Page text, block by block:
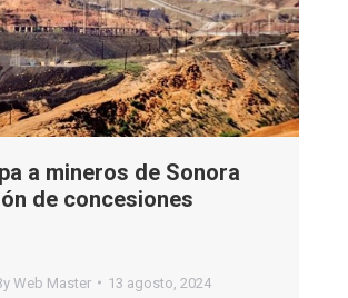
a mineros de Sonora
de concesiones
Web Master 13 agosto, 2024